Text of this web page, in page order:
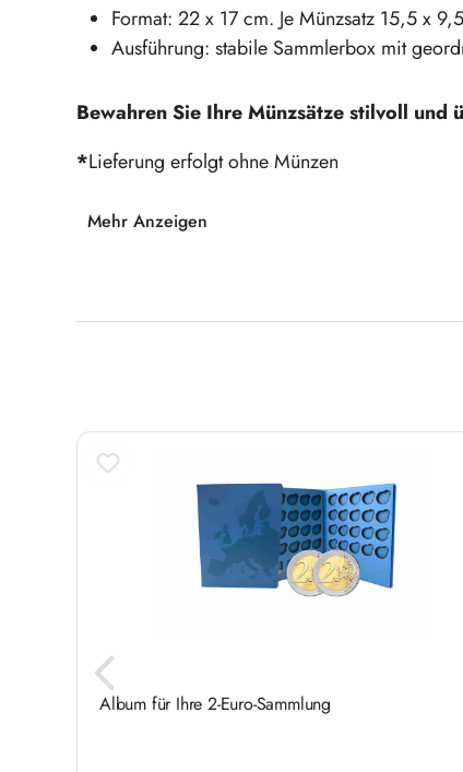
Format: 22 x 17 cm. Je Münzsatz 15,5 x
Ausführung: stabile Sammlerbox mit
Bewahren Sie Ihre Münzsätze stilvoll und
*Lieferung erfolgt ohne Münzen
Mehr Anzeigen
Album für Ihre 2-Euro-Sammlung